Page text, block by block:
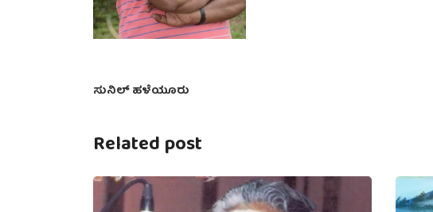
ಸುನಿಲ್ ಹಳೆಯೂರು
Related post